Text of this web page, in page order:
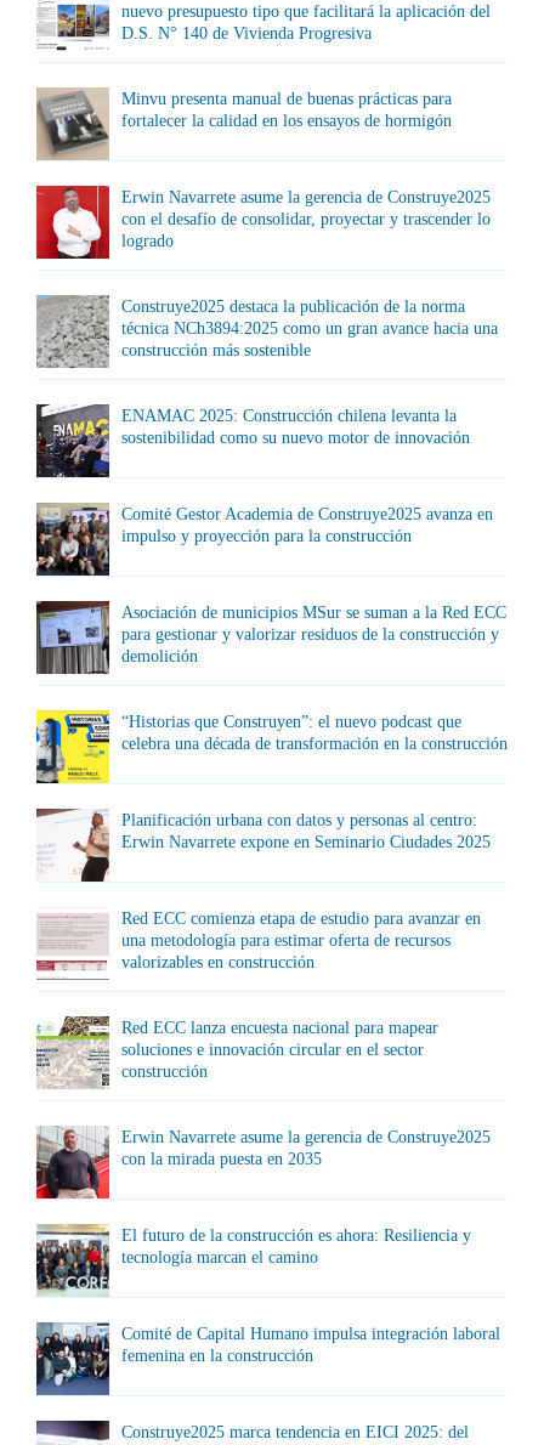
nuevo presupuesto tipo que facilitará la aplicación del
D.S. N° 140 de Vivienda Progresiva
Minvu presenta manual de buenas prácticas para
fortalecer la calidad en los ensayos de hormigón
Erwin Navarrete asume la gerencia de Construye2025
con el desafío de consolidar, proyectar y trascender lo
logrado
Construye2025 destaca la publicación de la norma
técnica NCh3894:2025 como un gran avance hacia una
construcción más sostenible
ENAMAC 2025: Construcción chilena levanta la
sostenibilidad como su nuevo motor de innovación
Comité Gestor Academia de Construye2025 avanza en
impulso y proyección para la construcción
Asociación de municipios MSur se suman a la Red ECC
para gestionar y valorizar residuos de la construcción y
demolición
“Historias que Construyen”: el nuevo podcast que
celebra una década de transformación en la construcción
Planificación urbana con datos y personas al centro:
Erwin Navarrete expone en Seminario Ciudades 2025
Red ECC comienza etapa de estudio para avanzar en
una metodología para estimar oferta de recursos
valorizables en construcción
Red ECC lanza encuesta nacional para mapear
soluciones e innovación circular en el sector
construcción
Erwin Navarrete asume la gerencia de Construye2025
con la mirada puesta en 2035
El futuro de la construcción es ahora: Resiliencia y
tecnología marcan el camino
Comité de Capital Humano impulsa integración laboral
femenina en la construcción
Construye2025 marca tendencia en EICI 2025: del